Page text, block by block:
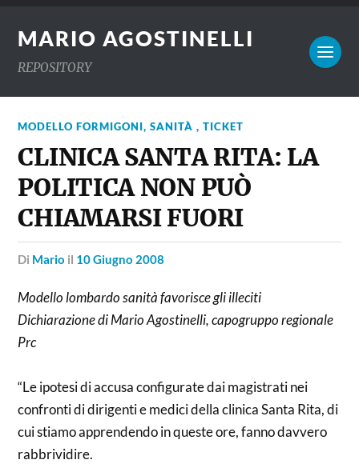
MARIO AGOSTINELLI
REPOSITORY
MODELLO FORMIGONI,SANITÀ , TICKET
CLINICA SANTA RITA: LA
POLITICA NON PUÒ
CHIAMARSI FUORI
di Mario il 10 Giugno 2008
Modello lombardo sanità favorisce gli illeciti
Dichiarazione di Mario Agostinelli, capogruppo regionale
Prc
“Le ipotesi di accusa configurate dai magistrati nei
confronti di dirigenti e medici della clinica Santa Rita, di
cui stiamo apprendendo in queste ore, fanno davvero
rabbrividire.